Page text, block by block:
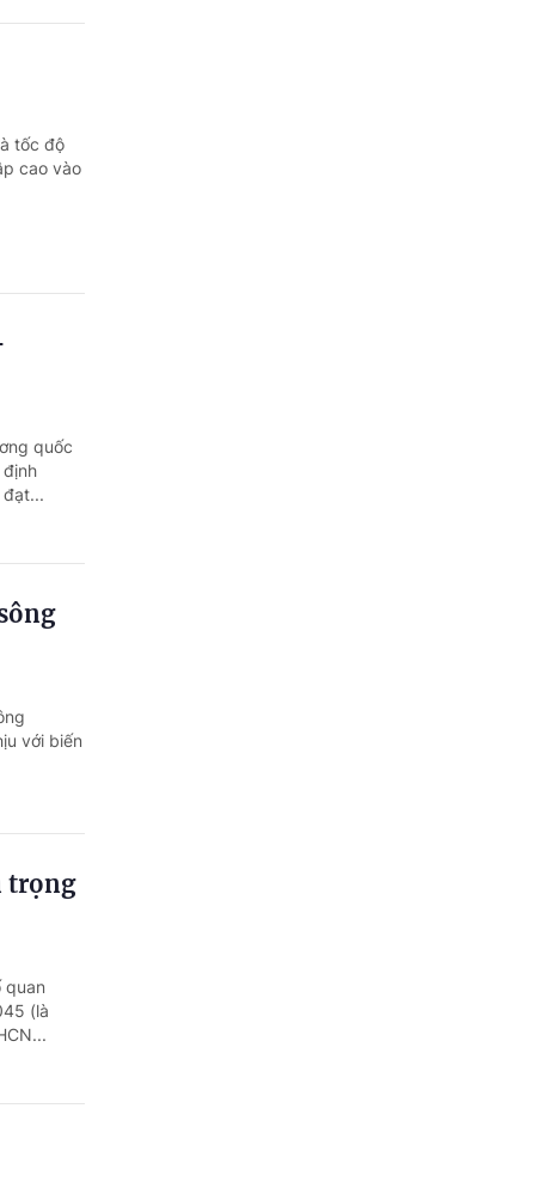
tốc độ
cao vào
quốc
đạt...
với biến
trọng
quan
(là